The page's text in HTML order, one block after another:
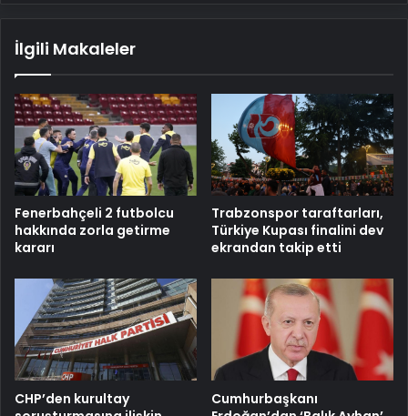
İlgili Makaleler
Fenerbahçeli 2 futbolcu
hakkında zorla getirme
kararı
Trabzonspor taraftarları,
Türkiye Kupası finalini dev
ekrandan takip etti
CHP’den kurultay
Cumhurbaşkanı